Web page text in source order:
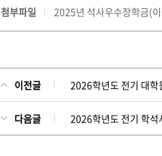
첨부파일 2025년 석사우수장학금(
이전글 2026학년도 전기 대학
다음글 2026학년도 전기 학석